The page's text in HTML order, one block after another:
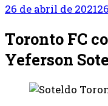
26 de abril de 2021
Toronto FC
Yeferson